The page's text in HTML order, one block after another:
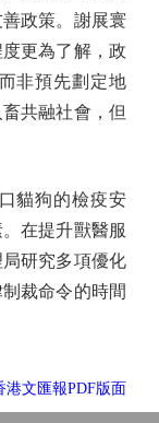
政策。謝展寰
更為了解，政
非預先劃定地
共融社會，但
貓狗的檢疫安
在提升獸醫服
研究多項優化
裁命令的時間
港文匯報PDF版面